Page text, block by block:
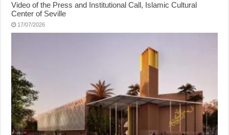
Video of the Press and Institutional Call, Islamic Cultural
Center of Seville
17/07/2026